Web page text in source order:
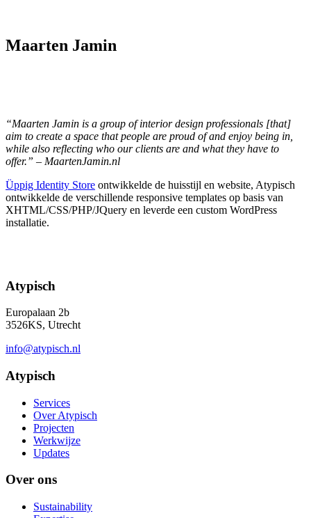
Maarten Jamin
“Maarten Jamin is a group of interior design professionals [that]
aim to create a space that people are proud of and enjoy being in,
while also reflecting who our clients are and what they have to
offer.” – MaartenJamin.nl
Üppig Identity Store ontwikkelde de huisstijl en website, Atypisch
ontwikkelde de verschillende responsive templates op basis van
XHTML/CSS/PHP/JQuery en leverde een custom WordPress
installatie.
Atypisch
Europalaan 2b
3526KS, Utrecht
info@atypisch.nl
Atypisch
Services
Over Atypisch
Projecten
Werkwijze
Updates
Over ons
Sustainability